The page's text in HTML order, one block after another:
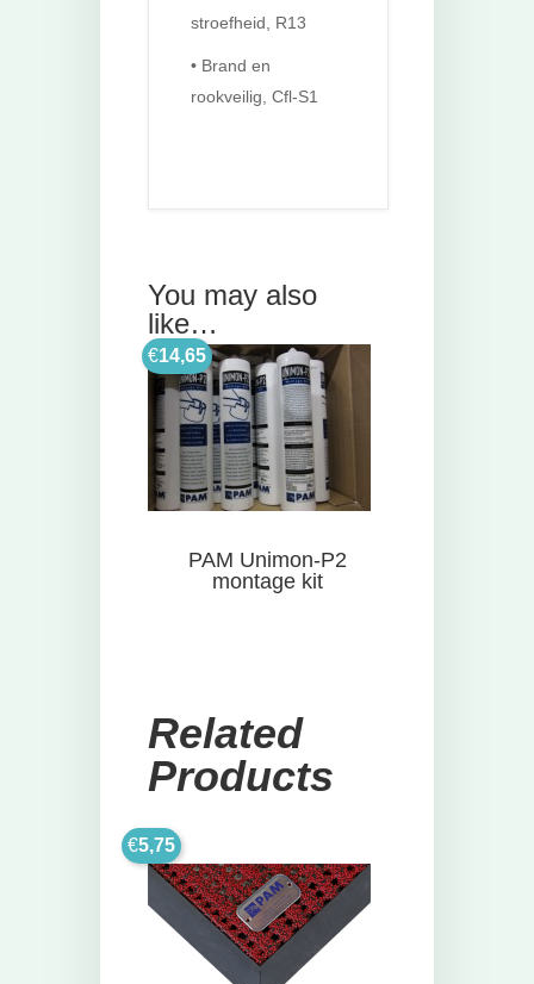
stroefheid, R13
• Brand en
rookveilig, Cfl-S1
You may also
like…
PAM Unimon-P2
montage kit
€14,65
Related
Products
€5,75